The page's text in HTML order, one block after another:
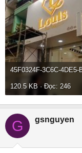
120.5 KB · Đọc: 246
G gsnguyen